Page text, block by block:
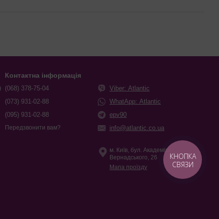
Контактна інформація
(068) 378-75-04
(073) 931-02-88
(095) 931-02-88
Передзвонити вам?
Viber: Atlantic
WhatApp: Atlantic
epv90
info@atlantic.co.ua
м. Київ, бул. Академіка
Вернадського, 26
Мапа проїзду
КНОПКА
СВЯЗИ